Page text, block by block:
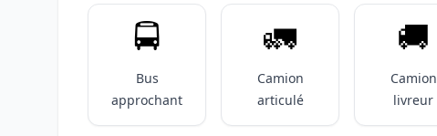
🚍️
Bus
approchant
🚛
Camion
articulé
🚚
Camion
livreur